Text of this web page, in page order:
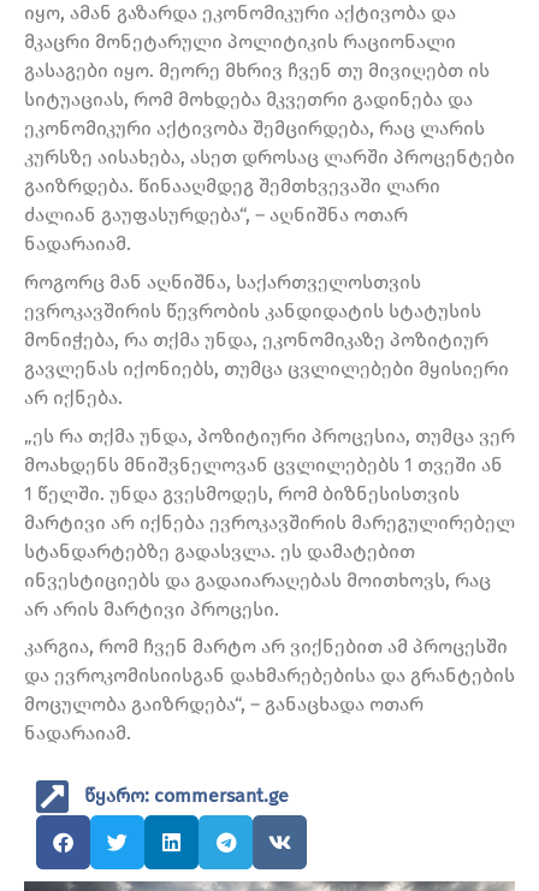
იყო, ამან გაზარდა ეკონომიკური აქტივობა და
მკაცრი მონეტარული პოლიტიკის რაციონალი
გასაგები იყო. მეორე მხრივ ჩვენ თუ მივიღებთ ის
სიტუაციას, რომ მოხდება მკვეთრი გადინება და
ეკონომიკური აქტივობა შემცირდება, რაც ლარის
კურსზე აისახება, ასეთ დროსაც ლარში პროცენტები
გაიზრდება. წინააღმდეგ შემთხვევაში ლარი
ძალიან გაუფასურდება“, – აღნიშნა ოთარ
ნადარაიამ.
როგორც მან აღნიშნა, საქართველოსთვის
ევროკავშირის წევრობის კანდიდატის სტატუსის
მონიჭება, რა თქმა უნდა, ეკონომიკაზე პოზიტიურ
გავლენას იქონიებს, თუმცა ცვლილებები მყისიერი
არ იქნება.
„ეს რა თქმა უნდა, პოზიტიური პროცესია, თუმცა ვერ
მოახდენს მნიშვნელოვან ცვლილებებს 1 თვეში ან
1 წელში. უნდა გვესმოდეს, რომ ბიზნესისთვის
მარტივი არ იქნება ევროკავშირის მარეგულირებელ
სტანდარტებზე გადასვლა. ეს დამატებით
ინვესტიციებს და გადაიარაღებას მოითხოვს, რაც
არ არის მარტივი პროცესი.
კარგია, რომ ჩვენ მარტო არ ვიქნებით ამ პროცესში
და ევროკომისიისგან დახმარებებისა და გრანტების
მოცულობა გაიზრდება“, – განაცხადა ოთარ
ნადარაიამ.
წყარო: commersant.ge